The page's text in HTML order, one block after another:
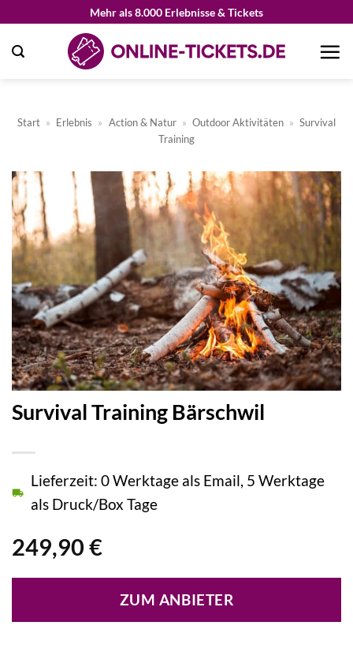
springen
Mehr als 8.000 Erlebnisse & Tickets
Start » Erlebnis » Action & Natur » Outdoor Aktivitäten » Survival
Training
Survival Training Bärschwil
249,90 €
Lieferzeit: 0 Werktage als Email, 5 Werktage
als Druck/Box Tage
ZUM ANBIETER